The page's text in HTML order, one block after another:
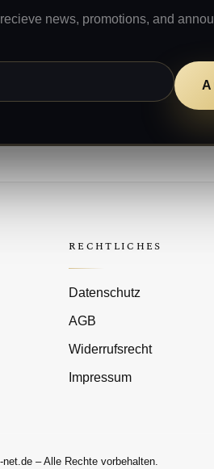
news, promotions, and
RECHTLICHES
Datenschutz
AGB
Widerrufsrecht
Impressum
– Alle Rechte vorbehalten.